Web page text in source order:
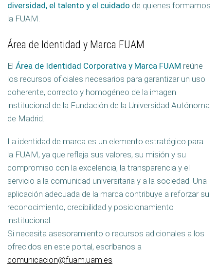
diversidad, el talento y el cuidado de quienes formamos
la FUAM.
Área de Identidad y Marca FUAM
El Área de Identidad Corporativa y Marca FUAM reúne
los recursos oficiales necesarios para garantizar un uso
coherente, correcto y homogéneo de la imagen
institucional de la Fundación de la Universidad Autónoma
de Madrid.
La identidad de marca es un elemento estratégico para
la FUAM, ya que refleja sus valores, su misión y su
compromiso con la excelencia, la transparencia y el
servicio a la comunidad universitaria y a la sociedad. Una
aplicación adecuada de la marca contribuye a reforzar su
reconocimiento, credibilidad y posicionamiento
institucional.
Si necesita asesoramiento o recursos adicionales a los
ofrecidos en este portal, escríbanos a
comunicacion@fuam.uam.es